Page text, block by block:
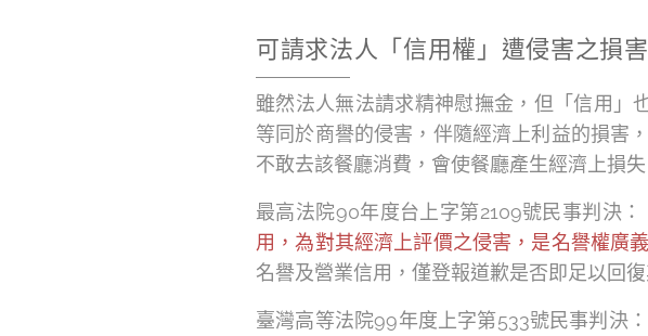
可請求法人「信用權」遭侵害之損
雖然法人無法請求精神慰撫金，但「信用」
等同於商譽的侵害，伴隨經濟上利益的損害
不敢去該餐廳消費，會使餐廳產生經濟上損
最高法院90年度台上字第2109號民事判決
用，為對其經濟上評價之侵害，是名譽權廣
名譽及營業信用，僅登報道歉是否即足以回復
臺灣高等法院99年度上字第533號民事判決